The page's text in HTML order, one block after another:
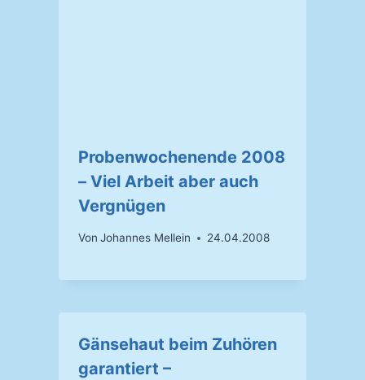
Probenwochenende 2008
– Viel Arbeit aber auch
Vergnügen
Von Johannes Mellein 24.04.2008
Gänsehaut beim Zuhören
garantiert –